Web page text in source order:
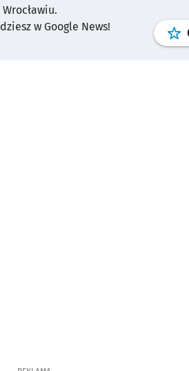
w Google News!